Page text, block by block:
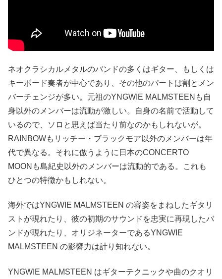
ネオクラシカルメタルのバンドの多くはギター、もしくは
キーボード奏者が中心であり、その他のパートは割とメン
バーチェンジが多い。元祖のYNGWIE MALMSTEENも自
身以外のメンバーは流動が激しい。自身の名前で活動して
いるので、ソロと思えば当たり前なのかもしれないが。
RAINBOWもリッチー・ブラックモア以外のメンバーは年
代で異なる。それに倣うように日本のCONCERTO
MOONも島紀史以外のメンバーは流動的である。これも
ひとつの特徴かもしれない。
海外ではYNGWIE MALMSTEEN の容姿をまねしたギタリ
ストが現れたり、彼の初期のサウンドを忠実に再現したバ
ンドが現れたり、オリジネーターであるYNGWIE
MALMSTEEN の影響力は計り知れない。
YNGWIE MALMSTEEN はギターテクニックや曲のクオリ